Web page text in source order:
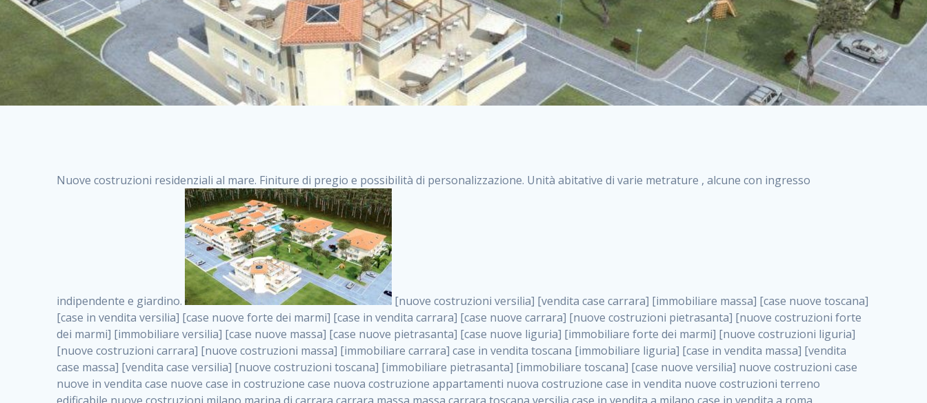
Nuove costruzioni residenziali al mare. Finiture di pregio e possibilità di personalizzazione. Unità abitative di varie metrature , alcune con ingresso
indipendente e giardino. [nuove costruzioni versilia] [vendita case carrara] [immobiliare massa] [case nuove toscana] [case in vendita versilia] [case nuove forte dei marmi] [case in vendita carrara] [case nuove carrara] [nuove costruzioni pietrasanta] [nuove costruzioni forte dei marmi] [immobiliare versilia] [case nuove massa] [case nuove pietrasanta] [case nuove liguria] [immobiliare forte dei marmi] [nuove costruzioni liguria] [nuove costruzioni carrara] [nuove costruzioni massa] [immobiliare carrara] case in vendita toscana [immobiliare liguria] [case in vendita massa] [vendita case massa] [vendita case versilia] [nuove costruzioni toscana] [immobiliare pietrasanta] [immobiliare toscana] [case nuove versilia] nuove costruzioni case nuove in vendita case nuove case in costruzione case nuova costruzione appartamenti nuova costruzione case in vendita nuove costruzioni terreno edificabile nuove costruzioni milano marina di carrara carrara massa massa carrara toscana versilia case in vendita a milano case in vendita a roma appartamenti nuovi in vendita vendita case milano case in vendita torino case in vendita milano case di nuova costruzione nuove costruzioni roma case in vendita roma , case grezze in vendita . vendita case roma vendita case torino villette nuova costruzione vendita case privati cerco casa milano vendita case impresa edile vendita case genova vendita immobili vendita case nuove cerco casa ville nuova costruzione annunci case in vendita case in vendita nuova costruzione nuove case in vendita case in vendita da privati villette a schiera cerco casa in vendita case in affitto vendita nuove costruzioni costruire case affitto affitto negozio milano cerco casa roma cerco casa nuova costruzione appartamenti in costruzione, case grezze in vendita . case nuove vendita case in vendita nuove case nuove milano nuove costruzioni morena case in vendita costruzioni case case in vendita tor vergata nuova annunci vendita case case in vendita milano centro, case grezze in vendita . vendita case nuova costruzione case in vendita privati agenzia immobiliare appartamenti di nuova costruzione ville in costruzione case in vendita a opera nuova costruzione nuove costruzioni torino, case grezze in vendita . appartamenti nuovi impresa edile roma trova casa costruzioni nuove appartamenti in affitto cantieri in costruzione, case grezze in vendita . immobiliare nuove costruzioni case in vendita dragona appartamenti in vendita siti vendita case case in vendita roma nord nuovi costruzioni ville nuove in vendita nuove costruzioni in vendita trovocasa cerco casa affitto villette in vendita nuove costruzioni immobiliari nuove costruzioni bologna toscano immobiliare palermo nuovi appartamenti vendita case dragona nuova costruzione case in vendita villaggio prenestino, case grezze in vendita . case in vendita dal costruttore imprese edili torino nuove costruzioni firenze immobiliare case nuove in costruzione toscano immobiliare milano, case grezze in vendita . casanuova case in vendita acilia dragona case in vendita di nuova costruzione case in vendita da costruttore nuove costruzioni eur case e cantieri appartamenti in vendita nuova costruzione case in vendita a dragona roma case in vendita nuove case in costruzione porta portese immobiliare appartamenti cerco casa disperatamente case in vendita torresina cascine in vendita vendita immobili roma, case grezze in vendita . milano nuove costruzioni morena case in vendita costruzioni edili nuove costruzioni catania visure catastali on line gratis nuove costruzioni monza case in costruzione milano, case grezze in vendita . nuove costruzioni boccea vendita immobili milano attico immobiliare roma vendita imprese edili bergamo impresa edile bologna case in vendita a classe appartamento nuovo nuove costruzioni pietralata case costruzione case in vendita roma sud nuove costruzioni residenziali a milano appartamenti nuova costruzione milano case in vendita boccea case in vendita morena nuove costruzioni vendita immobili privati, case grezze in vendita . comprare casa nuova costruzione case in vendita con leasing case in vendita ostia antica case nuova costruzione milano appartamenti nuovi milano case nuove roma nuove costruzioni bari edilizia convenzionata case in vendita a tortona villaggio prenestino case in vendita toscano immobiliare professione casa nuove costruzioni parma impresa costruzioni nuove case nuove costruzioni bergamo vendita immobili torino ville di nuova costruzione solo affitti appartamento nuovo in vendita appartamenti nuova costruzione roma case nuova costruzione roma, case grezze in vendita . nuove costruzioni a milano case in costruzione roma impresa di costruzioni grimaldi immobiliare costruzioni villetta nuova costruzione case in vendita da imprese edili cerco casa a acquisto casa in costruzione nuove costruzioni mare costruzioni immobiliari cantieri nuove costruzioni acquisto casa nuova costruzione nuove costruzioni padova comprare casa in costruzione impresa edile napoli nuove costruzioni pescara casa risorse immobiliari, case grezze in vendita . immobili in costruzione villette nuove villette nuove in vendita gabetti imprese edili verona nuove costruzioni milano sud nuovi immobili nuove costruzioni legnano, case grezze in vendita . cantieri nuove costruzioni milano villa nuova case vendita nuove costruzioni appartamenti in vendita nuovi immobili nuovi costruttori case imprese edili brescia nuovi appartamenti milano case in vendita selva nera casa nuova retecasa case nuova costruzione in vendita monolocale imprese edili firenze imprese edili padova frimm vendita case dragona nuove costruzioni vendita imprese edili parma imprese di costruzioni milano immobiliare toscano frimm immobiliare roma case case dal costruttore acquisto terreno agricolo imprese edili italiane roma vende casa case nuove a milano nuove costruzioni a roma imprese costruzioni roma cerco casa nuova immobili di nuova costruzione case in vendita castelverde roma impresa edile palermo rent to buy roma nuove costruzioni, case grezze in vendita . tempocasa case in vendita a riscatto nuove costruzioni varese nuove costruzioni bolzano vendita case in costruzione nuove costruzioni lecce cantiere milano costruire villa imprese edili treviso impresa edile catania case in vendita roma tiburtina vendita appartamenti nuova costruzione vendita immobili commerciali case nuove in vendita milano nuove costruzioni seregno cerca casa vendita cerco casa milano vendita nuove costruzioni milano ovest vendita case nuove milano imprese edili modena nuove costruzioni milano centro case in vendita aranova nuove abitazioni, case grezze in vendita ., case grezze in vendita . nuove costruzioni brescia nuove costruzioni como appartamenti nuovi in vendita a milano case in vendita bologna nuove costruzioni appartamenti in vendita milano nuova costruzione imprese edili como morena nuove costruzioni nuove costruzioni case vendita appartamenti nuovi nuove costruzioni salerno eurekasa villette in costruzione bilocali nuovi case nuove in vendita a roma case in vendita con permuta nuove costruzioni trento impresa edile varese imprese costruzioni milano imprese edili venezia case in vendita prenestina imprese edili spa nuove costruzioni gallarate roma nuove costruzioni case in nuova costruzione nuovi case nuove in vendita a milano nuove costruzioni loano nuovi cantieri milano imprese edili novara case in vendita roma est imprese di costruzioni roma appartamenti in costruzione milano nuovi cantieri cerco casa vendita milano nuove costruzioni brugherio vendita case da imprese edili imprese edili udine nuove costruzioni direttamente dal costruttore imprese edili vicenza case in vendita a loano nuova costruzione nuove villette prezzi case nuove case in vendita in costruzione compravendita terreno agricolo cantiere, case grezze in vendita . case in vendita milano navigli costruzione nuova casa costruzioni nuove milano nuove costruzioni roma rent to buy nuove costruzioni taranto palazzo in costruzione vendita appartamenti nuova costruzione milano centro costruzioni milano case in vendita milano nuove costruzioni case in vendita milano sud impresa edile como case nuove a roma boccea case in vendita imprese edili trento nuove costruzioni buccinasco case in costruzione a milano nuove costruzioni ripamonti case in vendita a salerno nuove costruzioni nuove residenze milano case nuove vendita milano nuove costruzioni milano nord nuove costruzioni livorno vendita nuove costruzioni roma nuove costruzioni liguria costruzioni roma cerco casa roma vendita nuove costruzioni classe a impresa edile rimini nuovi annunci case in vendita nuove costruzioni magenta todini costruzioni case grezze in vendita vendita appartamenti nuovi milano case in vendita gallaratese milano nuove costruzioni arezzo, case grezze in vendita . case in vendita castelverde case nuove dal costruttore nuovo appartamento nuove costruzioni desenzano imprese edili lombardia imprese edili veneto appartamenti in costruzione roma case vendita pescara nuove costruzioni case in vendita ad acilia imprese edili verona e provincia nuove costruzioni desio appartamenti classe a milano firenze nuove costruzioni pirelli re immobiliare grandi imprese di costruzioni case in vendita torresina roma case in vendita navigli milano nuove costruzioni roma centro nuovecostruzioni appartamenti nuovi a milano impresa edile ancona nuove residenze dragona case in vendita nuove costruzioni brindisi vendita nuove costruzioni milano case in vendita arredate nuove case milano case nuove milano centro sito impresa edile nuove costruzioni mont